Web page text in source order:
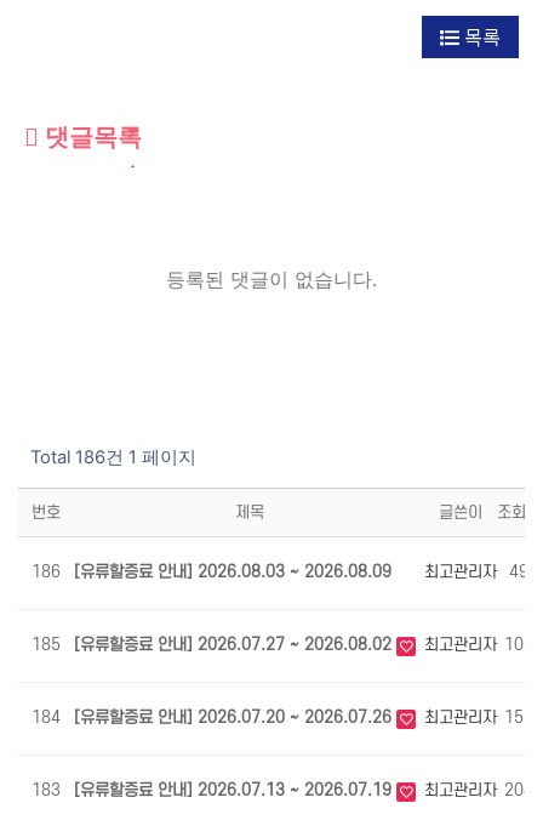
목록
댓글목록
등록된 댓글이 없습니다.
Total 186건 1 페이지
번호 제목 글쓴이 조회
186 [유류할증료 안내] 2026.08.03 ~ 2026.08.09 최고관리자 49
185 [유류할증료 안내] 2026.07.27 ~ 2026.08.02 최고관리자 103
184 [유류할증료 안내] 2026.07.20 ~ 2026.07.26 최고관리자 157
183 [유류할증료 안내] 2026.07.13 ~ 2026.07.19 최고관리자 208